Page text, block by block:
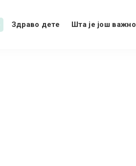
Здраво дете Шта је још важно